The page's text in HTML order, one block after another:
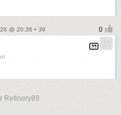
@ 20:36 • 39
Refinery89